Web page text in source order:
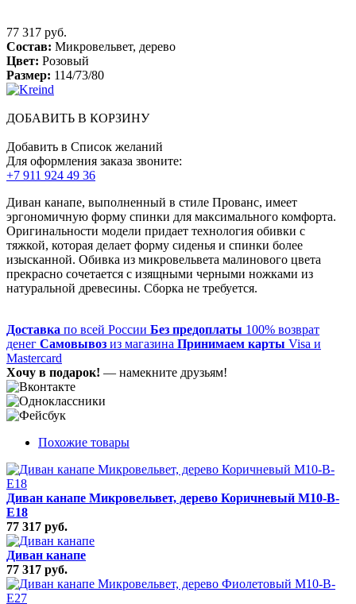
77 317 руб.
Состав: Микровельвет, дерево
Цвет: Розовый
Размер: 114/73/80
ДОБАВИТЬ В КОРЗИНУ
Добавить в Список желаний
Для оформления заказа звоните:
+7 911 924 49 36
Диван канапе, выполненный в стиле Прованс, имеет
эргономичную форму спинки для максимального комфорта.
Оригинальности модели придает технология обивки с
тяжкой, которая делает форму сиденья и спинки более
изысканной. Обивка из микровельвета малинового цвета
прекрасно сочетается с изящными черными ножками из
натуральной древесины. Сборка не требуется.
Доставка по всей России Без предоплаты 100% возврат
денег Самовывоз из магазина Принимаем карты Visa и
Mastercard
Хочу в подарок! — намекните друзьям!
Похожие товары
Диван канапе Микровельвет, дерево Коричневый M10-B-
E18
77 317 руб.
Диван канапе
77 317 руб.